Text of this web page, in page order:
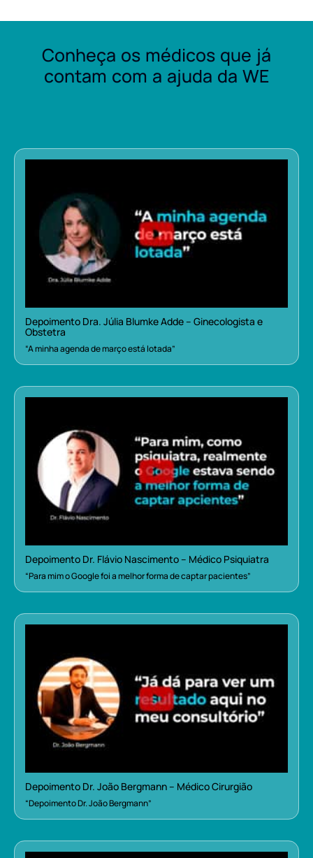
Conheça os médicos que já
contam com a ajuda da WE
Depoimento Dra. Júlia Blumke Adde – Ginecologista e
Obstetra
“A minha agenda de março está lotada”
Depoimento Dr. Flávio Nascimento – Médico Psiquiatra
“Para mim o Google foi a melhor forma de captar pacientes”
Depoimento Dr. João Bergmann – Médico Cirurgião
“Depoimento Dr. João Bergmann”